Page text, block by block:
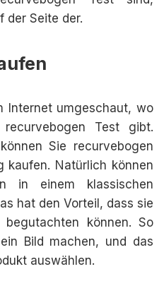
der Seite der.
Internet umgeschaut, wo
Test gibt.
Sie recurvebogen
kaufen. Natürlich können
in einem klassischen
hat den Vorteil, dass sie
können. So
Bild machen, und das
auswählen.